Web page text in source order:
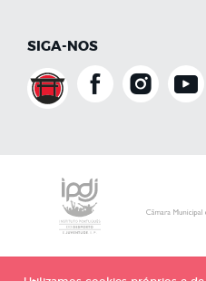
SIGA-NOS